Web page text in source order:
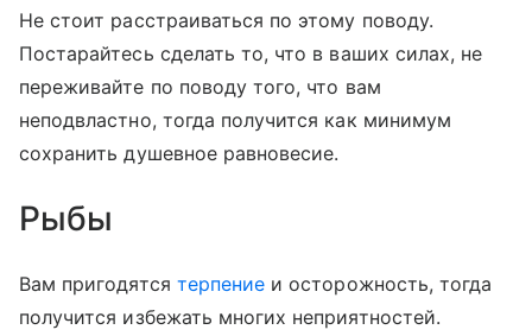
Не стоит расстраиваться по этому поводу.
Постарайтесь сделать то, что в ваших силах, не
переживайте по поводу того, что вам
неподвластно, тогда получится как минимум
сохранить душевное равновесие.
Рыбы
Вам пригодятся терпение и осторожность, тогда
получится избежать многих неприятностей.